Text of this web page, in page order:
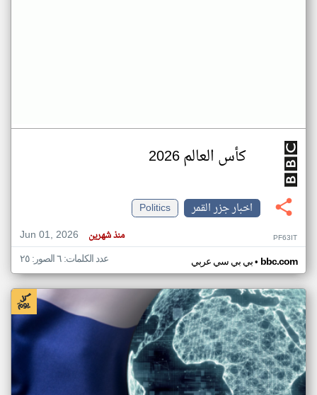
كأس العالم 2026
اخبار جزر القمر
Politics
Jun 01, 2026
منذ شهرين PF63IT
بي بي سي عربي• bbc.com عدد الكلمات: ٦ الصور: ٢٥